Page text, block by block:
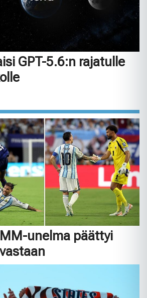
GPT-5.6:n rajatulle
unelma päättyi